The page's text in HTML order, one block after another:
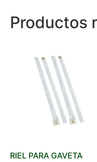
Productos
RIEL PARA GAVETA